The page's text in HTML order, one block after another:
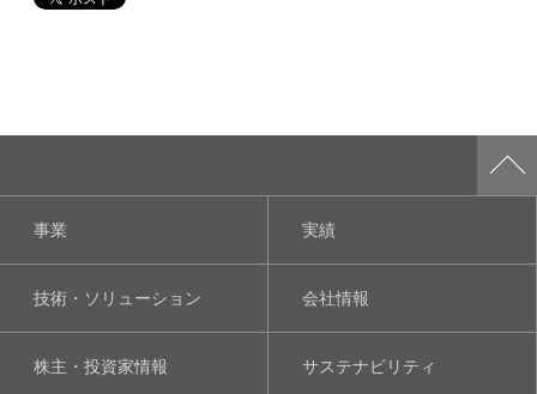
事業 実績
技術・ソリューション 会社情報
株主・投資家情報 サステナビリティ